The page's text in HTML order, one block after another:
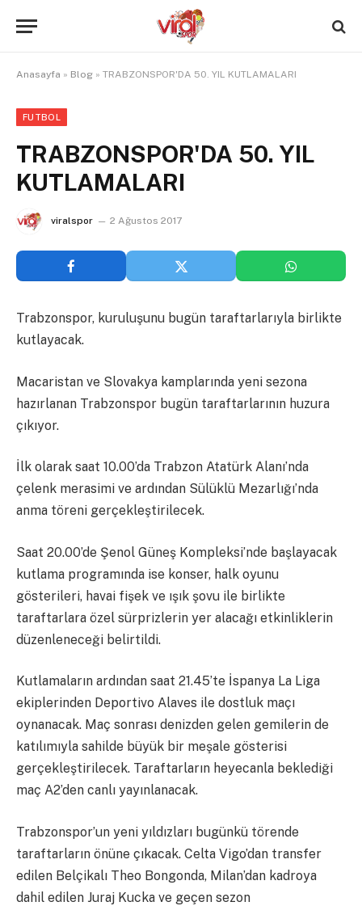
Anasayfa » Blog » TRABZONSPOR'DA 50. YIL KUTLAMALARI
FUTBOL
TRABZONSPOR'DA 50. YIL
KUTLAMALARI
viralspor 2 Ağustos 2017
Trabzonspor, kuruluşunu bugün taraftarlarıyla birlikte
kutlayacak.
Macaristan ve Slovakya kamplarında yeni sezona
hazırlanan Trabzonspor bugün taraftarlarının huzura
çıkıyor.
İlk olarak saat 10.00’da Trabzon Atatürk Alanı’nda
çelenk merasimi ve ardından Sülüklü Mezarlığı’nda
anma töreni gerçekleştirilecek.
Saat 20.00’de Şenol Güneş Kompleksi’nde başlayacak
kutlama programında ise konser, halk oyunu
gösterileri, havai fişek ve ışık şovu ile birlikte
taraftarlara özel sürprizlerin yer alacağı etkinliklerin
düzenleneceği belirtildi.
Kutlamaların ardından saat 21.45’te İspanya La Liga
ekiplerinden Deportivo Alaves ile dostluk maçı
oynanacak. Maç sonrası denizden gelen gemilerin de
katılımıyla sahilde büyük bir meşale gösterisi
gerçekleştirilecek. Taraftarların heyecanla beklediği
maç A2’den canlı yayınlanacak.
Trabzonspor’un yeni yıldızları bugünkü törende
taraftarların önüne çıkacak. Celta Vigo’dan transfer
edilen Belçikalı Theo Bongonda, Milan’dan kadroya
dahil edilen Juraj Kucka ve geçen sezon